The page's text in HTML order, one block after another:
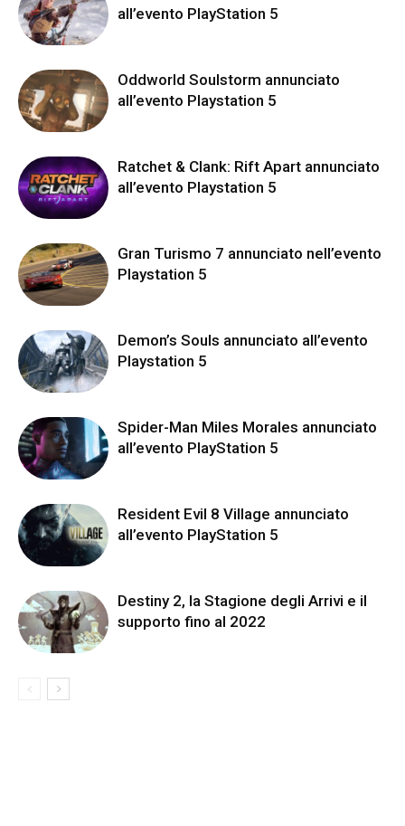
all’evento PlayStation 5
Oddworld Soulstorm annunciato
all’evento Playstation 5
Ratchet & Clank: Rift Apart annunciato
all’evento Playstation 5
Gran Turismo 7 annunciato nell’evento
Playstation 5
Demon’s Souls annunciato all’evento
Playstation 5
Spider-Man Miles Morales annunciato
all’evento PlayStation 5
Resident Evil 8 Village annunciato
all’evento PlayStation 5
Destiny 2, la Stagione degli Arrivi e il
supporto fino al 2022